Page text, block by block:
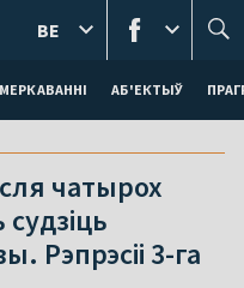
МЕРКАВАННI АБ'ЕКТЫЎ
BE
чатырох
Рэпрэсіі 3-га